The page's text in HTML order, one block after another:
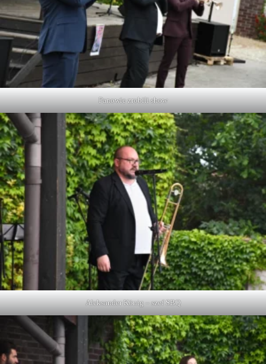
Panowie zrobili show
Aleksander König – szef SBQ